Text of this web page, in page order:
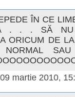
ÎN CE
. . . SĂ
ORICUM DE
NORMAL
09 martie 2010,